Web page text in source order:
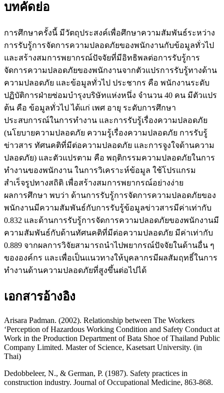
บทคัดย่อ
การศึกษาครั้งนี้ มีวัตถุประสงค์เพื่อศึกษาความสัมพันธ์ระหว่าง
การรับรู้การจัดการความปลอดภัยของพนักงานกับข้อมูลทั่วไป
และสร้างสมการพยากรณ์ปัจจัยที่มีอิทธิพลต่อการรับรู้การ
จัดการความปลอดภัยของพนักงานจากตัวแปรการรับรู้ทางด้าน
ความปลอดภัย และข้อมูลทั่วไป ประชากร คือ พนักงานระดับ
ปฏิบัติการฝ่ายซ่อมบำรุงบริษัทแห่งหนึ่ง จำนวน 40 คน มีตัวแปร
ต้น คือ ข้อมูลทั่วไป ได้แก่ เพศ อายุ ระดับการศึกษา
ประสบการณ์ในการทำงาน และการรับรู้เรื่องความปลอดภัย
(นโยบายความปลอดภัย ความรู้เรื่องความปลอดภัย การรับรู้
ข่าวสาร ทัศนคติที่มีต่อความปลอดภัย และการจูงใจด้านความ
ปลอดภัย) และตัวแปรตาม คือ พฤติกรรมความปลอดภัยในการ
ทำงานของพนักงาน ในการวิเคราะห์ข้อมูล ใช้โปรแกรม
สำเร็จรูปทางสถิติ เพื่อสร้างสมการพยากรณ์อย่างง่าย
ผลการศึกษา พบว่า ด้านการรับรู้การจัดการความปลอดภัยของ
พนักงานมีความสัมพันธ์กับการรับรู้ข้อมูลข่าวสารมีค่าเท่ากับ
0.832 และด้านการรับรู้การจัดการความปลอดภัยของพนักงานมี
ความสัมพันธ์กับด้านทัศนคติที่มีต่อความปลอดภัย มีค่าเท่ากับ
0.889 จากผลการวิจัยสามารถนำไปพยากรณ์ปัจจัยในด้านอื่น ๆ
ขององค์กร และเพื่อเป็นแนวทางให้บุคลากรมีผลสัมฤทธิ์ในการ
ทำงานด้านความปลอดภัยที่สูงขึ้นต่อไปได้
เอกสารอ้างอิง
Arisara Padman. (2002). Relationship between The Workers
‘Perception of Hazardous Working Condition and Safety Conduct at
Work in the Production Department of Bata Shoe of Thailand Public
Company Limited. Master of Science, Kasetsart University. (in
Thai)
Dedobbeleer, N., & German, P. (1987). Safety practices in
construction industry. Journal of Occupational Medicine, 863-868.